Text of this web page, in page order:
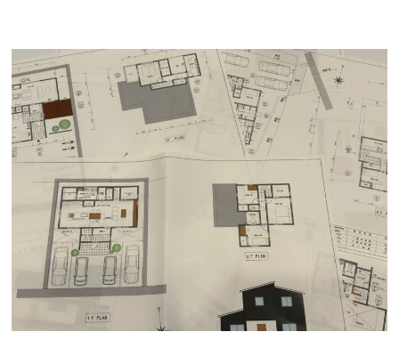
おすすめ分譲地
手間ひまかけた家づくり
KATSUMIの標準仕様 和暮-なごみ-
素材とデザイン
耐震性能+制震性能
断熱・気密性能と快適性